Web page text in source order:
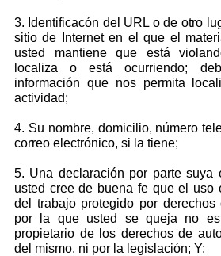
3. Identificacón del URL o de otro
sitio de Internet en el que el
usted mantiene que está
localiza o está ocurriendo;
información que nos permita
actividad;
4. Su nombre, domicilio, número
correo electrónico, si la tiene;
5. Una declaración por parte suya
usted cree de buena fe que el uso
del trabajo protegido por
por la que usted se queja no
propietario de los derechos de
del mismo, ni por la legislación; Y: